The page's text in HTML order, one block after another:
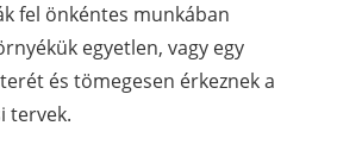
fel önkéntes munkában
egyetlen, vagy egy
és tömegesen érkeznek a
tervek.